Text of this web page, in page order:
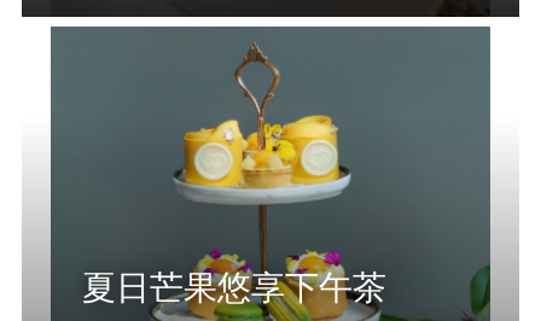
夏日芒果悠享下午茶